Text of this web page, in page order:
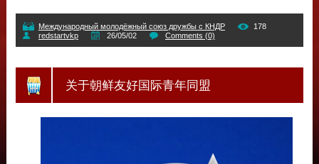
Международный молодёжный союз дружбы с КНДР
178
redstartvkp
26/05/02 Comments (0)
关于朝鲜友好国际青年同盟